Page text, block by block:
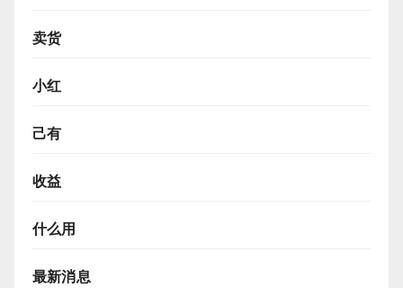
卖货
小红
己有
收益
什么用
最新消息